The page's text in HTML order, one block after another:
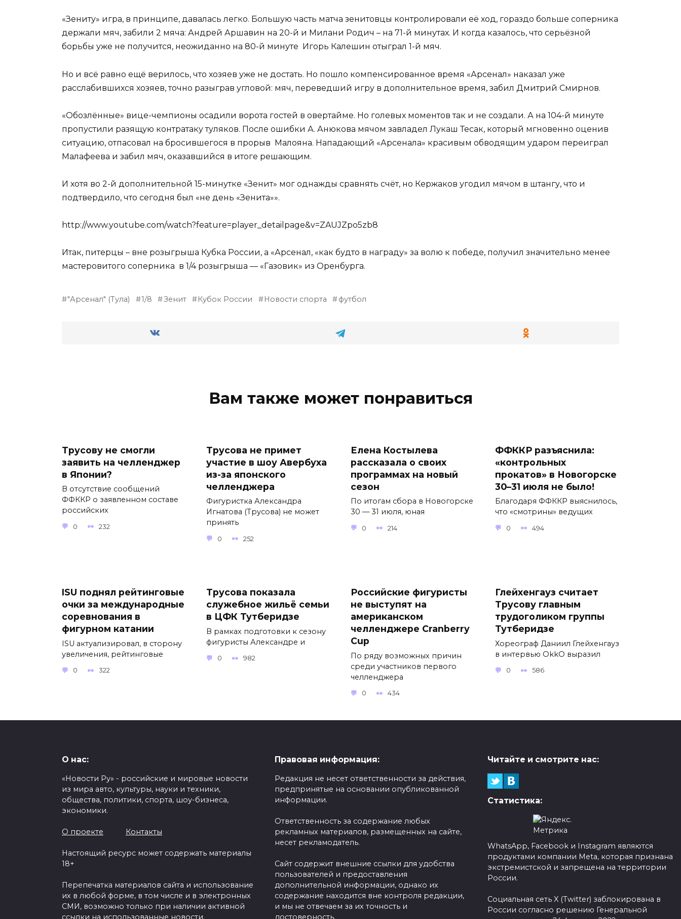
«Зениту» игра, в принципе, давалась легко. Большую часть матча зенитовцы контролировали её ход, гораздо больше соперника
держали мяч, забили 2 мяча: Андрей Аршавин на 20-й и Милани Родич – на 71-й минутах. И когда казалось, что серьёзной
борьбы уже не получится, неожиданно на 80-й минуте Игорь Калешин отыграл 1-й мяч.
Но и всё равно ещё верилось, что хозяев уже не достать. Но пошло компенсированное время «Арсенал» наказал уже
расслабившихся хозяев, точно разыграв угловой: мяч, переведший игру в дополнительное время, забил Дмитрий Смирнов.
«Обозлённые» вице-чемпионы осадили ворота гостей в овертайме. Но голевых моментов так и не создали. А на 104-й минуте
пропустили разящую контратаку туляков. После ошибки А. Анюкова мячом завладел Лукаш Тесак, который мгновенно оценив
ситуацию, отпасовал на бросившегося в прорыв Малояна. Нападающий «Арсенала» красивым обводящим ударом переиграл
Малафеева и забил мяч, оказавшийся в итоге решающим.
И хотя во 2-й дополнительной 15-минутке «Зенит» мог однажды сравнять счёт, но Кержаков угодил мячом в штангу, что и
подтвердило, что сегодня был «не день «Зенита»».
http://www.youtube.com/watch?feature=player_detailpage&v=ZAUJZpo5zb8
Итак, питерцы – вне розыгрыша Кубка России, а «Арсенал, «как будто в награду» за волю к победе, получил значительно менее
мастеровитого соперника в 1/4 розыгрыша — «Газовик» из Оренбурга.
"Арсенал" (Тула) 1/8 Зенит Кубок России Новости спорта футбол
Вам также может понравиться
Трусову не смогли
заявить на челленджер
в Японии?
В отсутствие сообщений
ФФККР о заявленном составе
российских
0 232
Трусова не примет
участие в шоу Авербуха
из-за японского
челленджера
Фигуристка Александра
Игнатова (Трусова) не может
принять
0 252
Елена Костылева
рассказала о своих
программах на новый
сезон
По итогам сбора в Новогорске
30 — 31 июля, юная
0 214
ФФККР разъяснила:
«контрольных
прокатов» в Новогорске
30–31 июля не было!
Благодаря ФФККР выяснилось,
что «смотрины» ведущих
0 494
ISU поднял рейтинговые
очки за международные
соревнования в
фигурном катании
ISU актуализировал, в сторону
увеличения, рейтинговые
0 322
Трусова показала
служебное жильё семьи
в ЦФК Тутберидзе
В рамках подготовки к сезону
фигуристы Александре и
0 982
Российские фигуристы
не выступят на
американском
челленджере Cranberry
Cup
По ряду возможных причин
среди участников первого
челленджера
0 434
Глейхенгауз считает
Трусову главным
трудоголиком группы
Тутберидзе
Хореограф Даниил Глейхенгауз
в интервью OkkO выразил
0 586
О нас:
«Новости Ру» - российские и мировые новости
из мира авто, культуры, науки и техники,
общества, политики, спорта, шоу-бизнеса,
экономики.
О проекте Контакты
Настоящий ресурс может содержать материалы
18+
Перепечатка материалов сайта и использование
их в любой форме, в том числе и в электронных
СМИ, возможно только при наличии активной
ссылки на использованные новости.
Правовая информация:
Редакция не несет ответственности за действия,
предпринятые на основании опубликованной
информации.
Ответственность за содержание любых
рекламных материалов, размещенных на сайте,
несет рекламодатель.
Сайт содержит внешние ссылки для удобства
пользователей и предоставления
дополнительной информации, однако их
содержание находится вне контроля редакции,
и мы не отвечаем за их точность и
достоверность.
Читайте и смотрите нас:
Статистика:
WhatsApp, Facebook и Instagram являются
продуктами компании Meta, которая признана
экстремистской и запрещена на территории
России.
Социальная сеть X (Twitter) заблокирована в
России согласно решению Генеральной